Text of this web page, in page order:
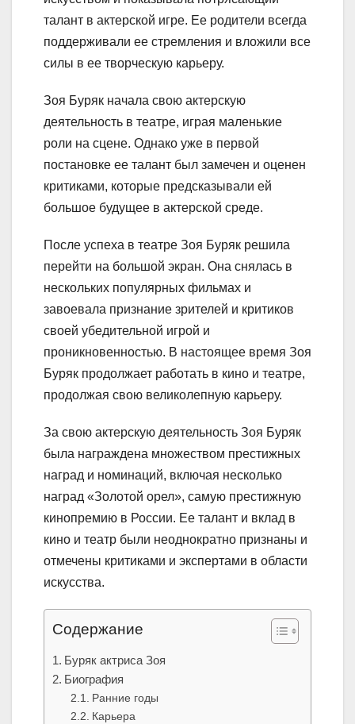
талант в актерской игре. Ее родители всегда
поддерживали ее стремления и вложили все
силы в ее творческую карьеру.
Зоя Буряк начала свою актерскую
деятельность в театре, играя маленькие
роли на сцене. Однако уже в первой
постановке ее талант был замечен и оценен
критиками, которые предсказывали ей
большое будущее в актерской среде.
После успеха в театре Зоя Буряк решила
перейти на большой экран. Она снялась в
нескольких популярных фильмах и
завоевала признание зрителей и критиков
своей убедительной игрой и
проникновенностью. В настоящее время Зоя
Буряк продолжает работать в кино и театре,
продолжая свою великолепную карьеру.
За свою актерскую деятельность Зоя Буряк
была награждена множеством престижных
наград и номинаций, включая несколько
наград «Золотой орел», самую престижную
кинопремию в России. Ее талант и вклад в
кино и театр были неоднократно признаны и
отмечены критиками и экспертами в области
искусства.
Содержание
Буряк актриса Зоя
Биография
Ранние годы
Карьера